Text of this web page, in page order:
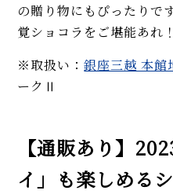
の贈り物にもぴったりで
覚ショコラをご堪能あれ！
※取扱い：銀座三越 本館
ークⅡ
【通販あり】
イ」も楽しめる